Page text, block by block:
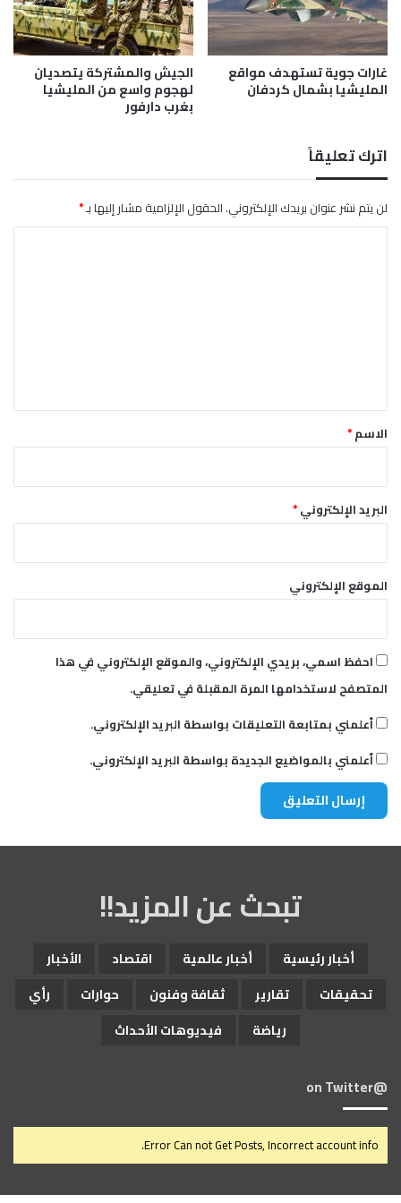
ر
ق
ل
ة
ا
ا
د
ر
غارات جوية تستهدف مواقع
المليشيا بشمال كردفان
الجيش والمشتركة يتصديان
لهجوم واسع من المليشيا
بغرب دارفور
اترك تعليقاً
لن يتم نشر عنوان بريدك الإلكتروني.الحقول الإلزامية مشار إليها بـ*
*الاسم*
البريد الإلكتروني*
الموقع الإلكتروني
احفظ اسمي، بريدي الإلكتروني، والموقع الإلكتروني في هذا
المتصفح لاستخدامها المرة المقبلة في تعليقي.
أعلمني بمتابعة التعليقات بواسطة البريد الإلكتروني.
أعلمني بالمواضيع الجديدة بواسطة البريد الإلكتروني.
تبحث عن المزيد!!
أخبار رئيسية أخبار عالمية اقتصاد
الأخبار
تحقيقات
تقارير ثقافة وفنون حوارات
رأي
رياضة
فيديوهات الأحداث
@on Twitter
Error Can not Get Posts, Incorrect account info.